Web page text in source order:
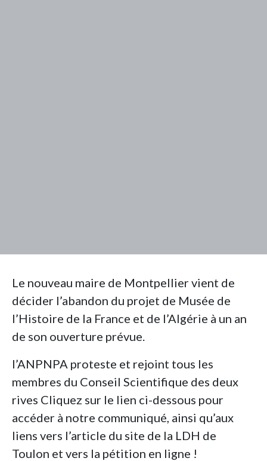
Le nouveau maire de Montpellier vient de
décider l’abandon du projet de Musée de
l’Histoire de la France et de l’Algérie à un an
de son ouverture prévue.
l’ANPNPA proteste et rejoint tous les
membres du Conseil Scientifique des deux
rives Cliquez sur le lien ci-dessous pour
accéder à notre communiqué, ainsi qu’aux
liens vers l’article du site de la LDH de
Toulon et vers la pétition en ligne !